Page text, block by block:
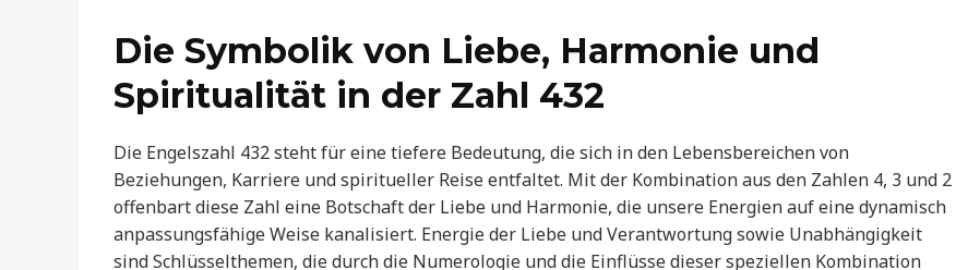
Die Symbolik von Liebe, Harmonie und
Spiritualität in der Zahl 432
Die Engelszahl 432 steht für eine tiefere Bedeutung, die sich in den Lebensbereichen von
Beziehungen, Karriere und spiritueller Reise entfaltet. Mit der Kombination aus den Zahlen 4, 3 und 2
offenbart diese Zahl eine Botschaft der Liebe und Harmonie, die unsere Energien auf eine dynamisch
anpassungsfähige Weise kanalisiert. Energie der Liebe und Verantwortung sowie Unabhängigkeit
sind Schlüsselthemen, die durch die Numerologie und die Einflüsse dieser speziellen Kombination